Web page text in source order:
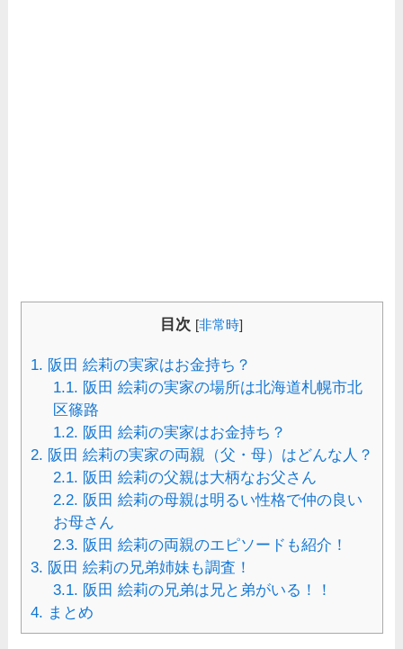
目次 [非常時]
1. 阪田 絵莉の実家はお金持ち？
1.1. 阪田 絵莉の実家の場所は北海道札幌市北
区篠路
1.2. 阪田 絵莉の実家はお金持ち？
2. 阪田 絵莉の実家の両親（父・母）はどんな人？
2.1. 阪田 絵莉の父親は大柄なお父さん
2.2. 阪田 絵莉の母親は明るい性格で仲の良い
お母さん
2.3. 阪田 絵莉の両親のエピソードも紹介！
3. 阪田 絵莉の兄弟姉妹も調査！
3.1. 阪田 絵莉の兄弟は兄と弟がいる！！
4. まとめ